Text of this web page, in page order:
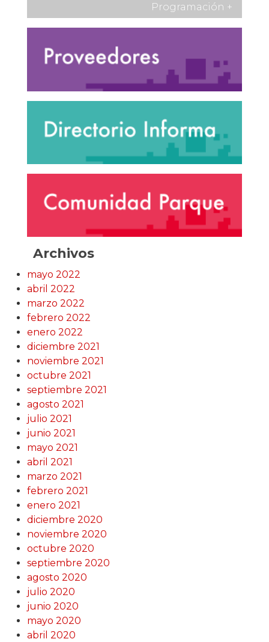
Programación +
Archivos
mayo 2022
abril 2022
marzo 2022
febrero 2022
enero 2022
diciembre 2021
noviembre 2021
octubre 2021
septiembre 2021
agosto 2021
julio 2021
junio 2021
mayo 2021
abril 2021
marzo 2021
febrero 2021
enero 2021
diciembre 2020
noviembre 2020
octubre 2020
septiembre 2020
agosto 2020
julio 2020
junio 2020
mayo 2020
abril 2020